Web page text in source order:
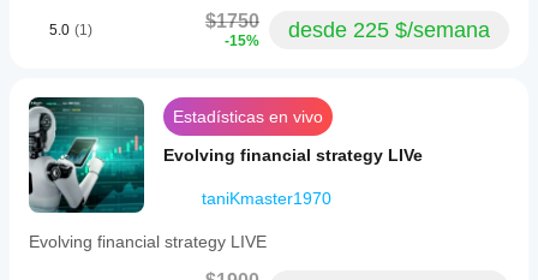
5.0 (1) $1750
-15% desde 225 $/semana
Estadísticas en vivo
Evolving financial strategy LIVe
taniKmaster1970
Evolving financial strategy LIVE